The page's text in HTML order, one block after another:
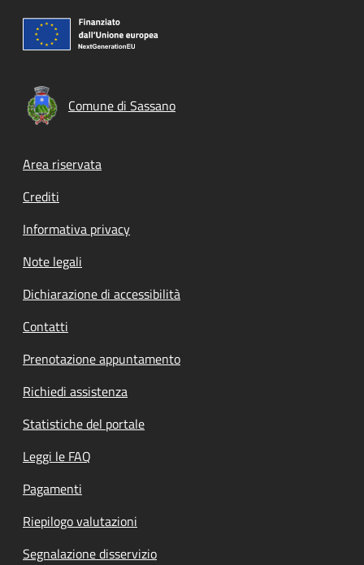
Comune di Sassano
Footer menu
Area riservata
Crediti
Informativa privacy
Note legali
Dichiarazione di accessibilità
Contatti
Prenotazione appuntamento
Richiedi assistenza
Statistiche del portale
Leggi le FAQ
Pagamenti
Riepilogo valutazioni
Segnalazione disservizio